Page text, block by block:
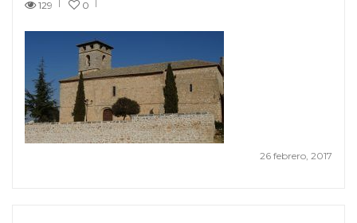
129 0
26 febrero, 2017